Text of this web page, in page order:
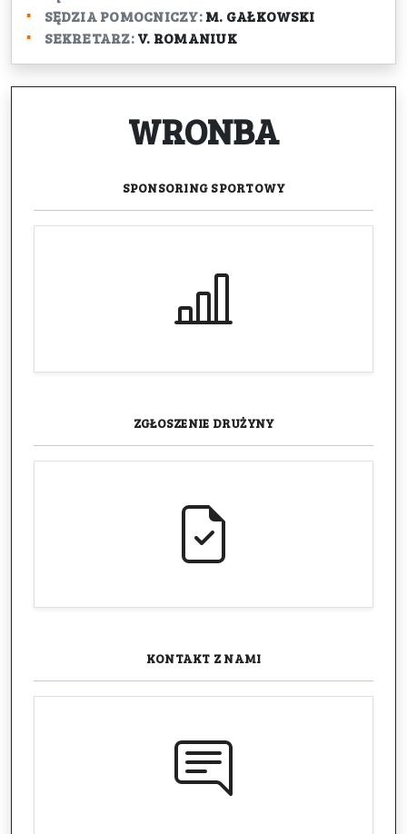
SĘDZIA POMOCNICZY: M. GAŁKOWSKI
SEKRETARZ: V. ROMANIUK
WRONBA
SPONSORING SPORTOWY
ZGŁOSZENIE DRUŻYNY
KONTAKT Z NAMI